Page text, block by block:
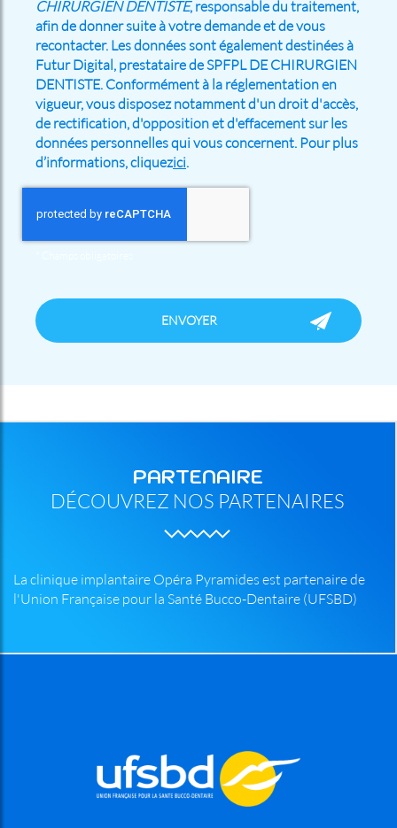
CHIRURGIEN DENTISTE, responsable du traitement,
afin de donner suite à votre demande et de vous
recontacter. Les données sont également destinées à
Futur Digital, prestataire de SPFPL DE CHIRURGIEN
DENTISTE. Conformément à la réglementation en
vigueur, vous disposez notamment d'un droit d'accès,
de rectification, d'opposition et d'effacement sur les
données personnelles qui vous concernent. Pour plus
d’informations, cliquezici.
PARTENAIRE
DÉCOUVREZ NOS PARTENAIRES
La clinique implantaire Opéra Pyramides est partenaire de
l'Union Française pour la Santé Bucco-Dentaire (UFSBD)